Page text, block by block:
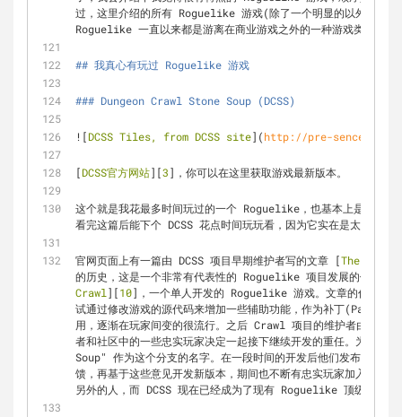
过，这里介绍的所有 Roguelike 游戏(除了一个明显的以外)都是
Roguelike 一直以来都是游离在商业游戏之外的一种游戏类型，我
## 我真心有玩过 Roguelike 游戏
### Dungeon Crawl Stone Soup (DCSS)
![DCSS Tiles, from DCSS site](http://pre-sence.com/
[DCSS官方网站][3]，你可以在这里获取游戏最新版本。
这个就是我花最多时间玩过的一个 Roguelike，也基本上是为什么
看完这篇后能下个 DCSS 花点时间玩玩看，因为它实在是太棒了太
官网页面上有一篇由 DCSS 项目早期维护者写的文章 [The Dawn
的历史，这是一个非常有代表性的 Roguelike 项目发展的例子：
Crawl ][10]，一个单人开发的 Roguelike 游戏。文章的作者是
试通过修改游戏的源代码来增加一些辅助功能，作为补丁(Patch)
用，逐渐在玩家间变的很流行。之后 Crawl 项目的维护者由于各
者和社区中的一些忠实玩家决定一起接下继续开发的重任。为了跟
Soup" 作为这个分支的名字。在一段时间的开发后他们发布了
馈，再基于这些意见开发新版本，期间也不断有忠实玩家加入开发
另外的人，而 DCSS 现在已经成为了现有 Roguelike 顶级作品中